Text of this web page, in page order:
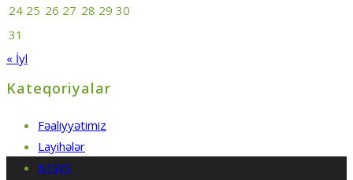
24 25 26 27 28 29 30
31
« İyl
Kateqoriyalar
Fəaliyyətimiz
Layihələr
NEWS